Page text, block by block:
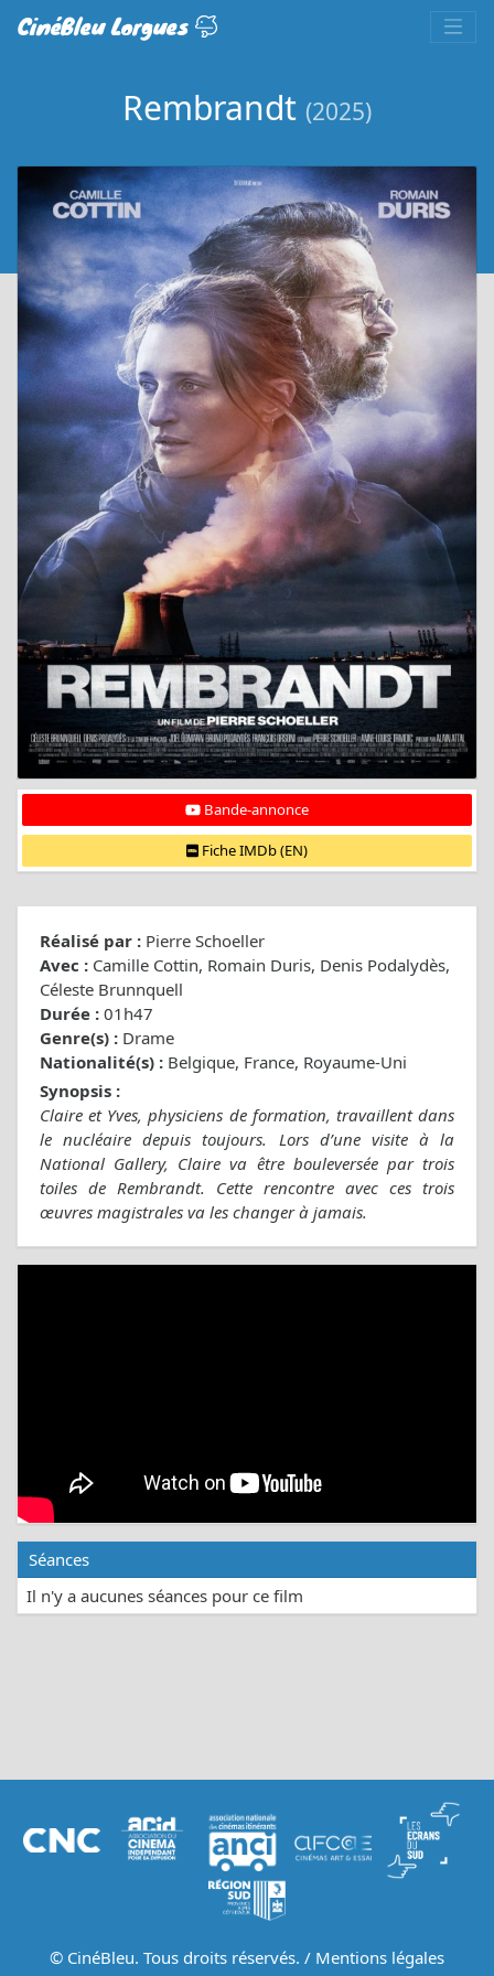
CinéBleu Lorgues
Rembrandt (2025)
Bande-annonce
Fiche IMDb (EN)
Réalisé par : Pierre Schoeller
Avec : Camille Cottin, Romain Duris, Denis Podalydès,
Céleste Brunnquell
Durée : 01h47
Genre(s) : Drame
Nationalité(s) : Belgique, France, Royaume-Uni
Synopsis :
Claire et Yves, physiciens de formation, travaillent dans
le nucléaire depuis toujours. Lors d’une visite à la
National Gallery, Claire va être bouleversée par trois
toiles de Rembrandt. Cette rencontre avec ces trois
œuvres magistrales va les changer à jamais.
Séances
Il n'y a aucunes séances pour ce film
© CinéBleu. Tous droits réservés. / Mentions légales